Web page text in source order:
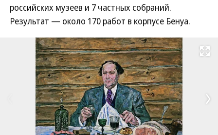
российских музеев и 7 частных собраний.
Результат — около 170 работ в корпусе Бенуа.
Развернуть